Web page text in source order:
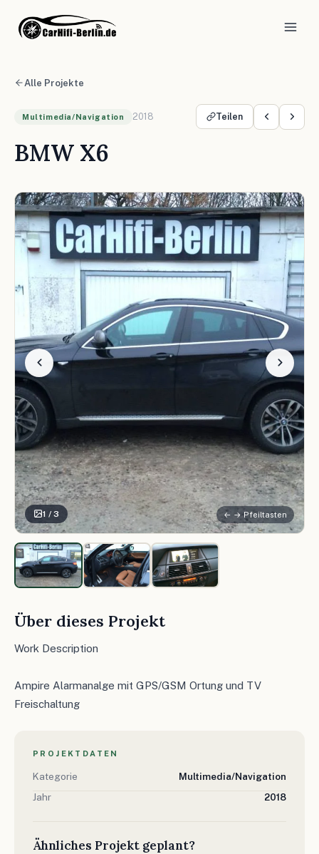
Alle Projekte
Multimedia/Navigation 2018 Teilen
BMW X6
1 / 3 ← → Pfeiltasten
Über dieses Projekt
Work Description
Ampire Alarmanalge mit GPS/GSM Ortung und TV
Freischaltung
PROJEKTDATEN
Kategorie
Multimedia/Navigation
Jahr
2018
Ähnliches Projekt geplant?